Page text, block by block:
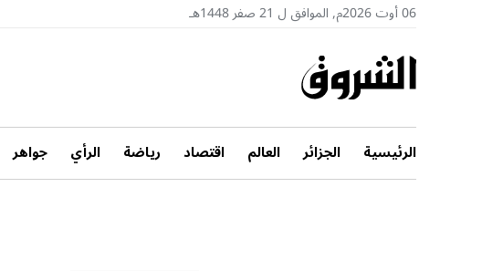
06 أوت 2026م, الموافق ل 21 صفر 1448هـ
الرئيسية الجزائر العالم اقتصاد رياضة الرأي جواهر